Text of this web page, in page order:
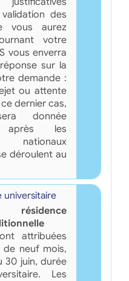
des
vous aurez
votre
vous enverra
sur la
demande :
ou attente
dernier cas,
donnée
après les
nationaux
déroulent au
universitaire
attribuées
neuf mois,
30 juin, durée
Les